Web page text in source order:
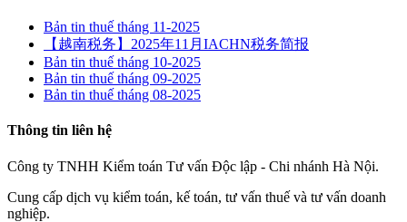
Bản tin thuế tháng 11-2025
【越南税务】2025年11月IACHN税务简报
Bản tin thuế tháng 10-2025
Bản tin thuế tháng 09-2025
Bản tin thuế tháng 08-2025
Thông tin liên hệ
Công ty TNHH Kiểm toán Tư vấn Độc lập - Chi nhánh Hà Nội.
Cung cấp dịch vụ kiểm toán, kế toán, tư vấn thuế và tư vấn doanh
nghiệp.